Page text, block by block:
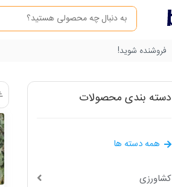
فروشنده شوید!
دسته بندی محصولات
همه دسته ها
کشاورزی